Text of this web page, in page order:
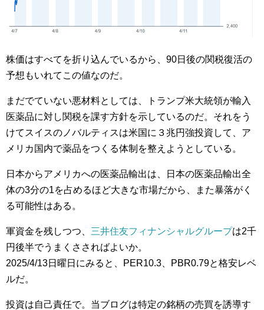
株価はすべてを折り込んでいるから、90日後の関税復活の
予想もいれてこの値なのだ。
まだでていない悪材料としては、トランプ米大統領が輸入
医薬品に対し関税を課す方針を示しているのだ。それをう
けてスイスのノバルティスは米国に３兆円強投資して、ア
メリカ国内で薬品をつくる体制を整えようとしている。
日本からアメリカへの医薬品輸出は、日本の医薬品輸出全
体の3分の1を占めるほど大きな市場だから、また暴落がく
る可能性はある。
軍資金を残しつつ、 三井住友フィナンシャルグループは2千
円後半でうまくささればよいか。
2025/4/13日曜日にみると、PER10.3、PBR0.79と格安レベ
ルだ。
投資は自己責任で。当ブログは特定の銘柄の売買を誘導す